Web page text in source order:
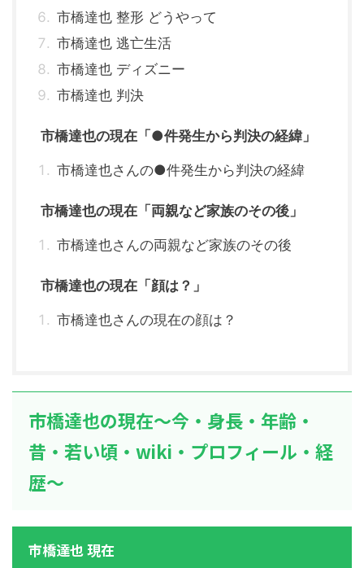
市橋達也 整形 どうやって
市橋達也 逃亡生活
市橋達也 ディズニー
市橋達也 判決
市橋達也の現在「●件発生から判決の経緯」
市橋達也さんの●件発生から判決の経緯
市橋達也の現在「両親など家族のその後」
市橋達也さんの両親など家族のその後
市橋達也の現在「顔は？」
市橋達也さんの現在の顔は？
市橋達也の現在～今・身長・年齢・
昔・若い頃・wiki・プロフィール・経
歴～
市橋達也 現在